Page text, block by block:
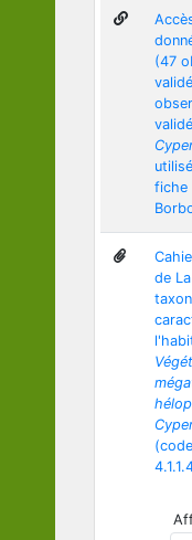
(47
fiche
de
taxon